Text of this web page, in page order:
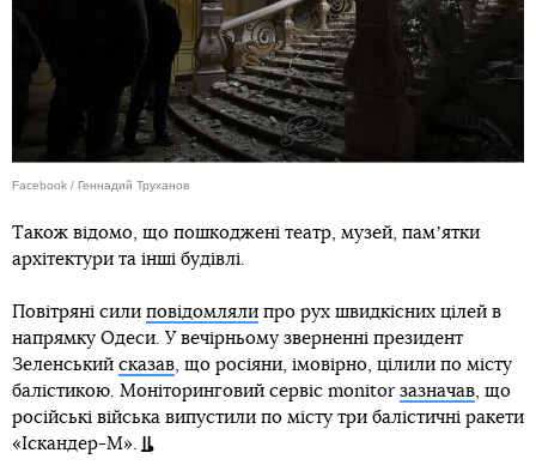
Facebook / Геннадий Труханов
Також відомо, що пошкоджені театр, музей, памʼятки
архітектури та інші будівлі.
Повітряні сили повідомляли про рух швидкісних цілей в
напрямку Одеси. У вечірньому зверненні президент
Зеленський сказав , що росіяни, імовірно, цілили по місту
балістикою. Моніторинговий сервіс monitor зазначав , що
російські війська випустили по місту три балістичні ракети
«Іскандер-М».